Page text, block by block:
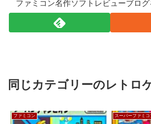
ファミコン名作ソフトレビューブロ
同じカテゴリーのレトロ
ファミコン スーパーファミコ